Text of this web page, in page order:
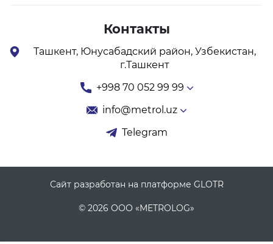
Контакты
Ташкент, Юнусабадский район, Узбекистан,
г.Ташкент
+998 70 052 99 99
info@metrol.uz
Telegram
Сайт разработан на платформе GLOTR
© 2026 ООО «METROLOG»